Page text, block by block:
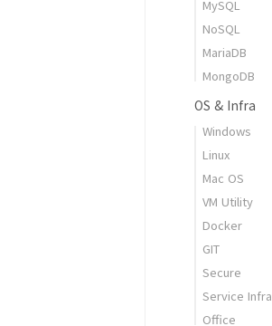
MySQL
NoSQL
MariaDB
MongoDB
OS & Infra
Windows
Linux
Mac OS
VM Utility
Docker
GIT
Secure
Service Infra
Office